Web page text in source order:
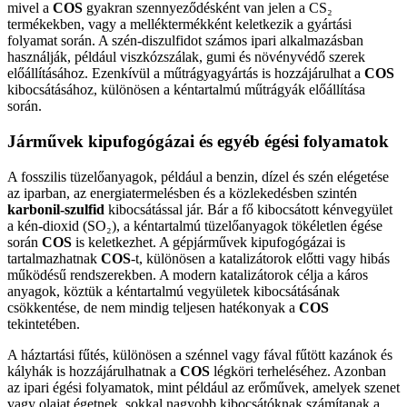
mivel a COS gyakran szennyeződésként van jelen a CS₂
termékekben, vagy a melléktermékként keletkezik a gyártási
folyamat során. A szén-diszulfidot számos ipari alkalmazásban
használják, például viszkózszálak, gumi és növényvédő szerek
előállításához. Ezenkívül a műtrágyagyártás is hozzájárulhat a COS
kibocsátásához, különösen a kéntartalmú műtrágyák előállítása
során.
Járművek kipufogógázai és egyéb égési folyamatok
A fosszilis tüzelőanyagok, például a benzin, dízel és szén elégetése
az iparban, az energiatermelésben és a közlekedésben szintén
karbonil-szulfid kibocsátással jár. Bár a fő kibocsátott kénvegyület
a kén-dioxid (SO₂), a kéntartalmú tüzelőanyagok tökéletlen égése
során COS is keletkezhet. A gépjárművek kipufogógázai is
tartalmazhatnak COS-t, különösen a katalizátorok előtti vagy hibás
működésű rendszerekben. A modern katalizátorok célja a káros
anyagok, köztük a kéntartalmú vegyületek kibocsátásának
csökkentése, de nem mindig teljesen hatékonyak a COS
tekintetében.
A háztartási fűtés, különösen a szénnel vagy fával fűtött kazánok és
kályhák is hozzájárulhatnak a COS légköri terheléséhez. Azonban
az ipari égési folyamatok, mint például az erőművek, amelyek szenet
vagy olajat égetnek, sokkal nagyobb kibocsátóknak számítanak a